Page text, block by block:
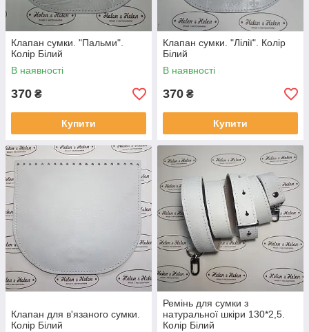
Клапан сумки. "Пальми".
Колір Білий
В наявності
370 ₴
Купити
Клапан сумки. "Лілії". Колір
Білий
В наявності
370 ₴
Купити
Клапан для в'язаного сумки.
Колір Білий
Ремінь для сумки з
натуральної шкіри 130*2,5.
Колір Білий